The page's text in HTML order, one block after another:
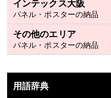
インテックス大阪
パネル・ポスターの納品
その他のエリア
パネル・ポスターの納品
用語辞典